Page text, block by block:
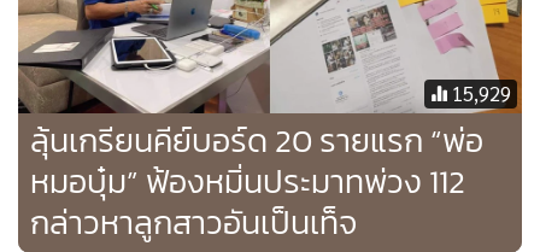
นอกจากสั่งให้คนมาสะกดรอยดิชั้น แอบถ่ายรูปดิชั้น แล้วยังกล้า
เอามาลงเย้ยในโซเชียลมีเดีย วันนี้จึงขอเขียนเรื่องที่เกิดขึ้นใน
ทันที และจะอัปเดตต่อไป ทั้งนี้ จะขอเตือนผู้ลี้ภัยคนอื่นๆ ในต่าง
ประเทศว่า ภัยที่เกิดกับนักกิจกรรมหลายๆ คน รวมถึงต้า (วัน
เฉลิม สัตย์ศักดิ์สิทธิ์) ภัยนั้นได้กลับมาอีกแล้ว”
15,929
ลุ้นเกรียนคีย์บอร์ด 20 รายแรก “พ่อ
หมอบุ๋ม” ฟ้องหมิ่นประมาทพ่วง 112
กล่าวหาลูกสาวอันเป็นเท็จ